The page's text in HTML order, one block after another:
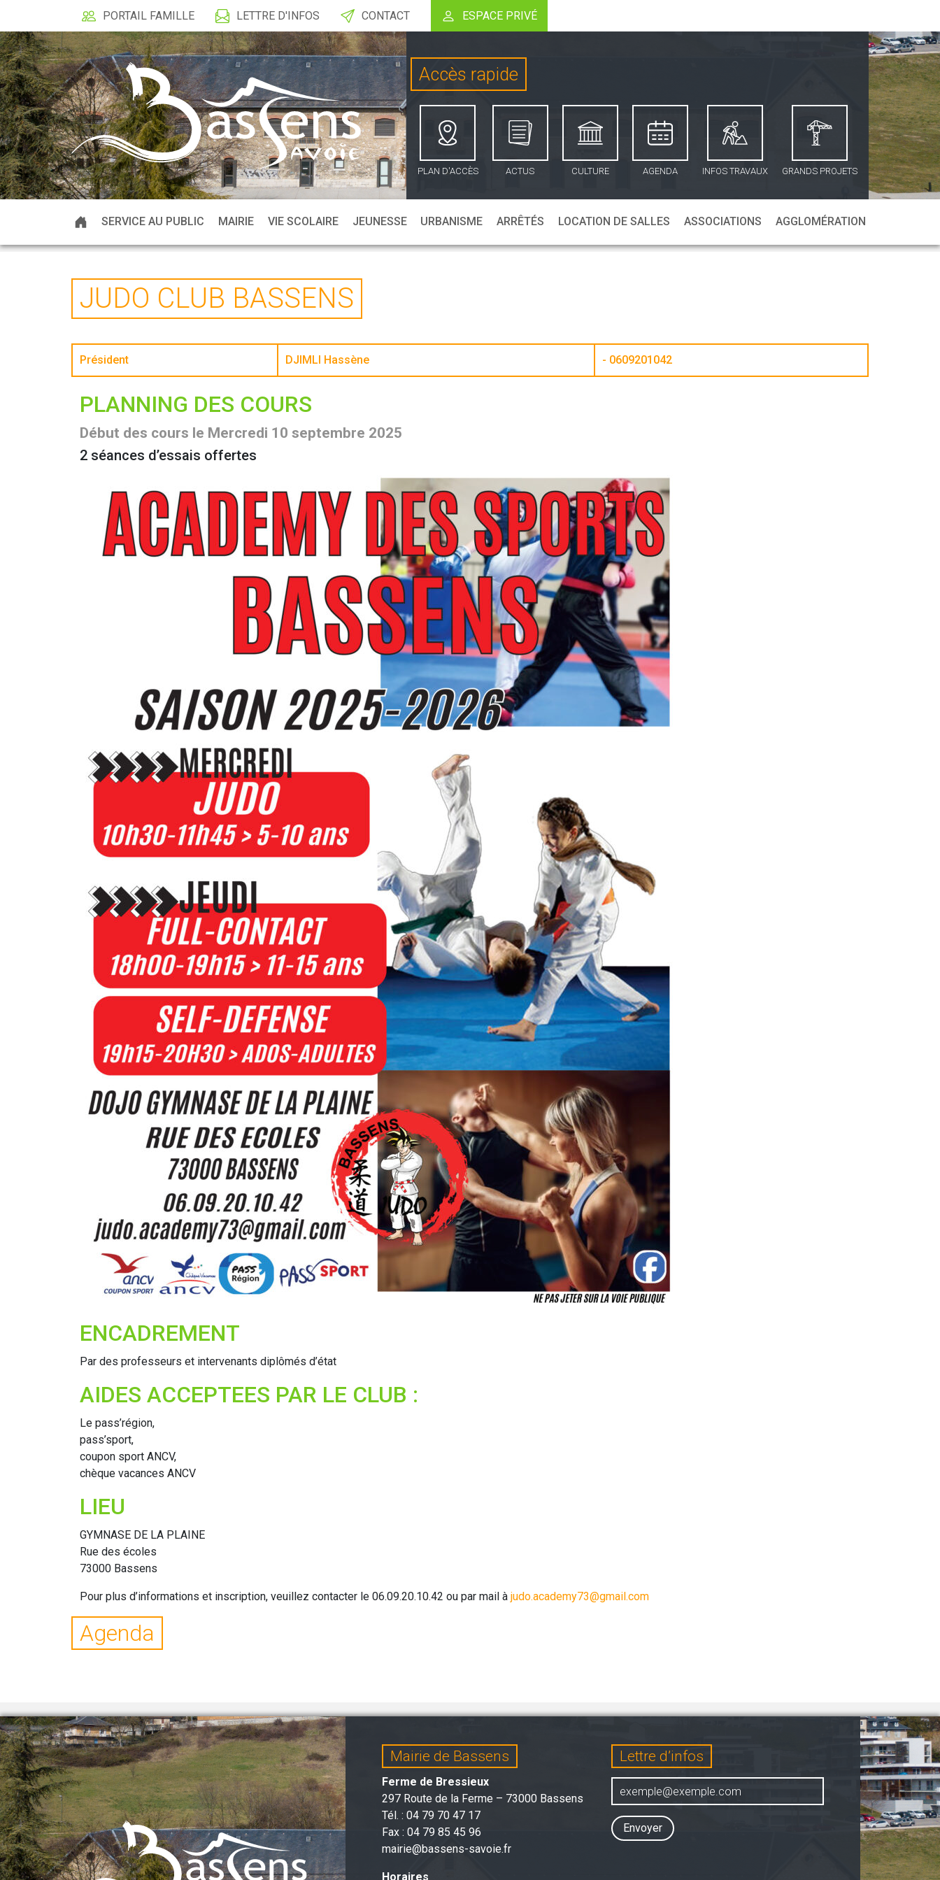
PORTAIL FAMILLE LETTRE D'INFOS CONTACT ESPACE PRIVÉ
Accès rapide
PLAN D'ACCÈS ACTUS CULTURE AGENDA INFOS TRAVAUX GRANDS PROJETS
SERVICE AU PUBLIC MAIRIE VIE SCOLAIRE JEUNESSE URBANISME ARRÊTÉS LOCATION DE SALLES ASSOCIATIONS AGGLOMÉRATION
JUDO CLUB BASSENS
Président DJIMLI Hassène - 0609201042
PLANNING DES COURS
Début des cours le Mercredi 10 septembre 2025
2 séances d’essais offertes
ENCADREMENT
Par des professeurs et intervenants diplômés d’état
AIDES ACCEPTEES PAR LE CLUB :
Le pass’région,
pass’sport,
coupon sport ANCV,
chèque vacances ANCV
LIEU
GYMNASE DE LA PLAINE
Rue des écoles
73000 Bassens
Pour plus d’informations et inscription, veuillez contacter le 06.09.20.10.42 ou par mail à judo.academy73@gmail.com
Agenda
Mairie de Bassens
Ferme de Bressieux
297 Route de la Ferme – 73000 Bassens
Tél. : 04 79 70 47 17
Fax : 04 79 85 45 96
mairie@bassens-savoie.fr
Horaires
Lettre d’infos
Envoyer